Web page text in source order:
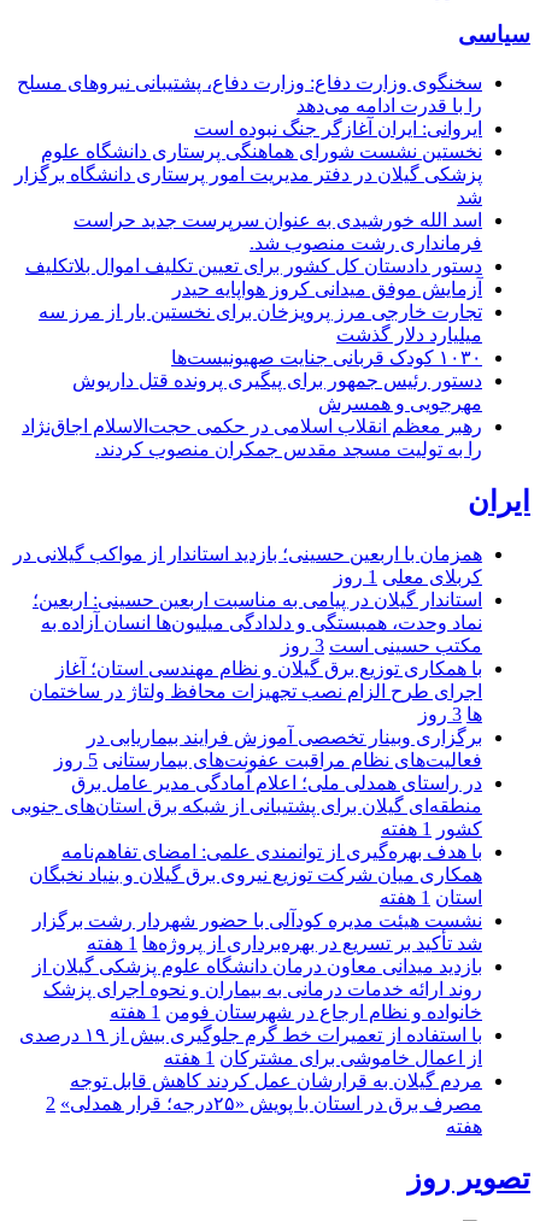
سیاسی
سخنگوی وزارت دفاع: وزارت دفاع، پشتیبانی نیرو‌های مسلح
را با قدرت ادامه می‌دهد
ایروانی: ایران آغازگر جنگ نبوده است
نخستین نشست شورای هماهنگی پرستاری دانشگاه علوم
پزشکی گیلان در دفتر مدیریت امور پرستاری دانشگاه برگزار
شد
اسد الله خورشیدی به عنوان سرپرست جدید حراست
فرمانداری رشت منصوب شد.
دستور دادستان کل کشور برای تعیین تکلیف اموال بلاتکلیف
آزمایش موفق میدانی کروز هواپایه حیدر
تجارت خارجی مرز پرویزخان برای نخستین بار از مرز سه
میلیارد دلار گذشت
۱۰۳۰ کودک قربانی جنایت صهیونیست‌ها
دستور رئیس جمهور برای پیگیری پرونده قتل داریوش
مهرجویی و همسرش
رهبر معظم انقلاب اسلامی در حکمی حجت‌الاسلام اجاق‌نژاد
را به تولیت مسجد مقدس جمکران منصوب کردند.
ایران
همزمان با اربعین حسینی؛ بازدید استاندار از مواکب گیلانی در
کربلای معلی 1 روز
استاندار گیلان در پیامی به مناسبت اربعین حسینی: اربعین؛
نماد وحدت، همبستگی و دلدادگی میلیون‌ها انسان آزاده به
مکتب حسینی است 3 روز
با همکاری توزیع برق گیلان و نظام مهندسی استان؛ آغاز
اجرای طرح الزام نصب تجهیزات محافظ ولتاژ در ساختمان
ها 3 روز
برگزاری وبینار تخصصی آموزش فرایند بیماریابی در
فعالیت‌های نظام مراقبت عفونت‌های بیمارستانی 5 روز
در راستای همدلی ملی؛ اعلام آمادگی مدیر عامل برق
منطقه‌ای گیلان برای پشتیبانی از شبكه برق استان‌های جنوبی
كشور
1 هفته
با هدف بهره‌گیری از توانمندی علمی: امضای تفاهم‌نامه
همكاری میان شركت توزیع نیروی برق گیلان و بنیاد نخبگان
استان 1 هفته
نشست هیئت مدیره کودآلی با حضور شهردار رشت برگزار
شد تأکید بر تسریع در بهره‌برداری از پروژه‌ها 1 هفته
بازدید میدانی معاون درمان دانشگاه علوم پزشکی گیلان از
روند ارائه خدمات درمانی به بیماران و نحوه اجرای پزشک
خانواده و نظام ارجاع در شهرستان فومن 1 هفته
با استفاده از تعمیرات خط گرم جلوگیری بیش از ۱۹ درصدی
از اعمال خاموشی برای مشتركان 1 هفته
مردم گیلان به قرارشان عمل کردند كاهش قابل توجه
مصرف برق در استان با پویش «۲۵درجه؛ قرار همدلی»
2
هفته
تصویر روز